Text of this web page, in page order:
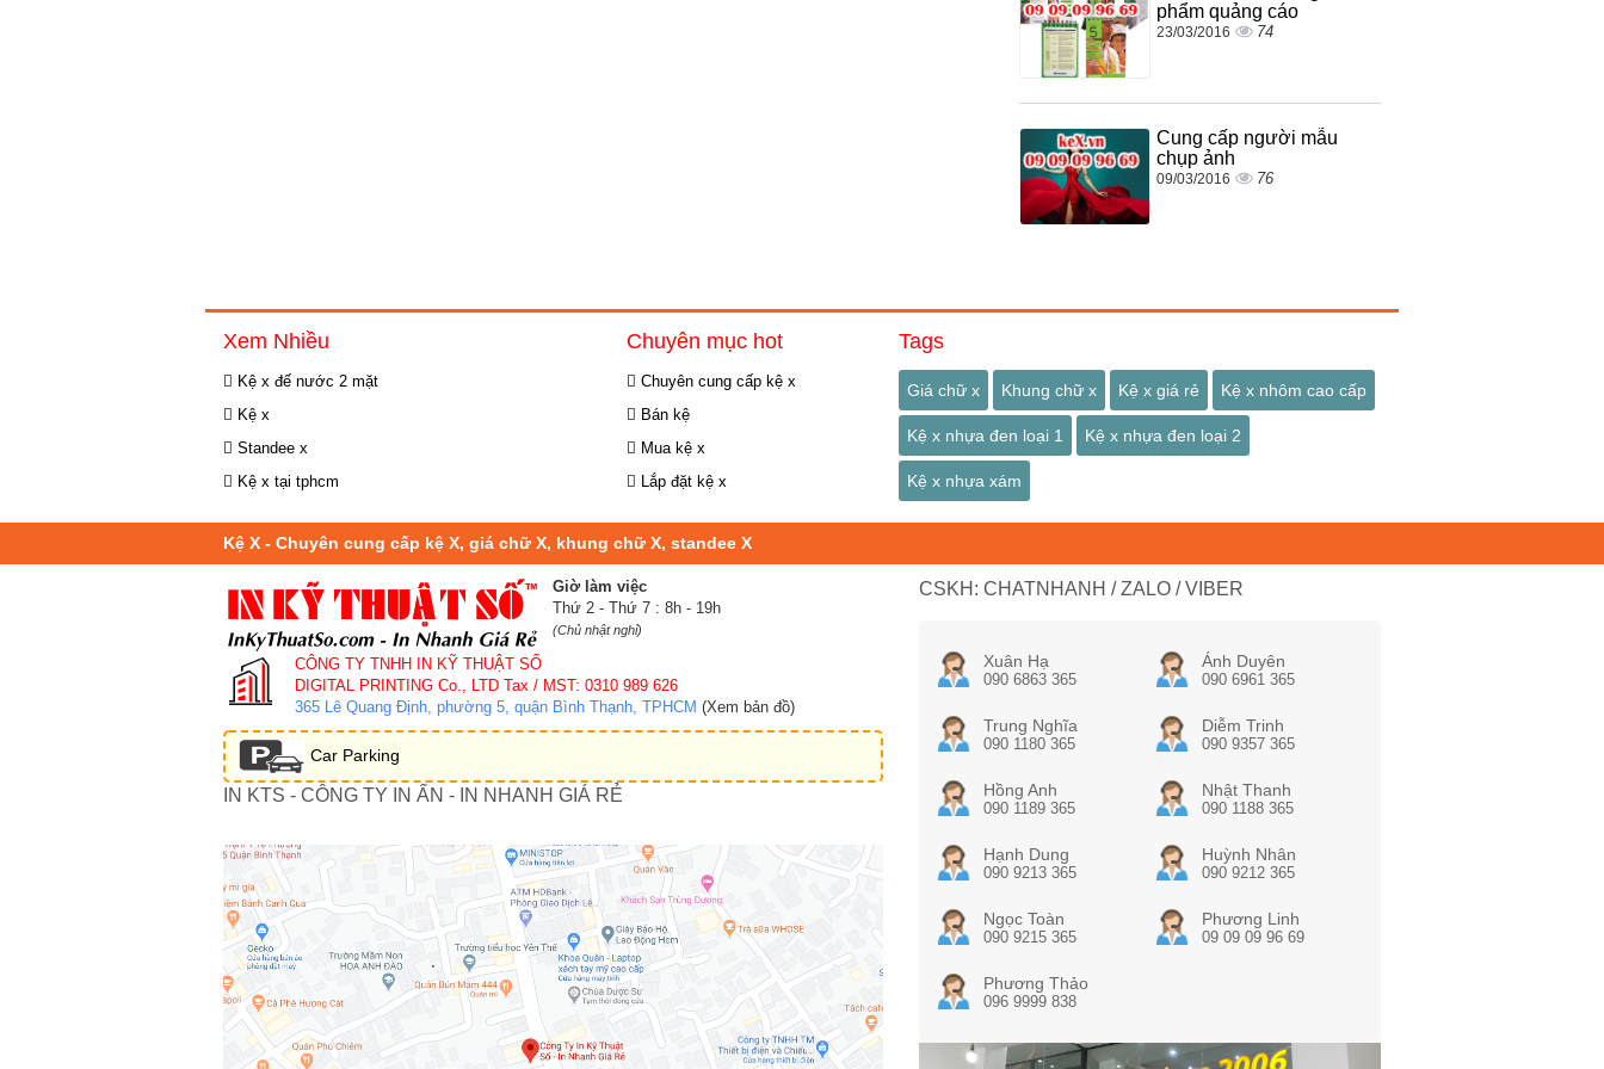
phẩm quảng cáo
23/03/2016 74
Cung cấp người mẫu
chụp ảnh
09/03/2016 76
Xem Nhiều
Kệ x đế nước 2 mặt
Kệ x
Standee x
Kệ x tại tphcm
Chuyên mục hot
Chuyên cung cấp kệ x
Bán kệ
Mua kệ x
Lắp đặt kệ x
Tags
Giá chữ x Khung chữ x Kệ x giá rẻ Kệ x nhôm cao cấp
Kệ x nhựa đen loại 1 Kệ x nhựa đen loại 2
Kệ x nhựa xám
Kệ X - Chuyên cung cấp kệ X, giá chữ X, khung chữ X, standee X
Giờ làm việc
Thứ 2 - Thứ 7 : 8h - 19h
(Chủ nhật nghỉ)
CÔNG TY TNHH IN KỸ THUẬT SỐ
DIGITAL PRINTING Co., LTD Tax / MST: 0310 989 626
365 Lê Quang Định, phường 5, quận Bình Thạnh, TPHCM (Xem bản đồ)
Car Parking
IN KTS - CÔNG TY IN ẤN - IN NHANH GIÁ RẺ
CSKH: CHATNHANH / ZALO / VIBER
Xuân Hạ
090 6863 365
Ánh Duyên
090 6961 365
Trung Nghĩa
090 1180 365
Diễm Trinh
090 9357 365
Hồng Anh
090 1189 365
Nhật Thanh
090 1188 365
Hạnh Dung
090 9213 365
Huỳnh Nhân
090 9212 365
Ngọc Toàn
090 9215 365
Phương Linh
09 09 09 96 69
Phương Thảo
096 9999 838